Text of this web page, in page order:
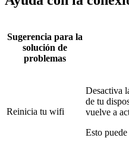
Sugerencia para la
solución de
problemas
Reinicia tu wifi
Desactiva
de tu
vuelve a
Esto